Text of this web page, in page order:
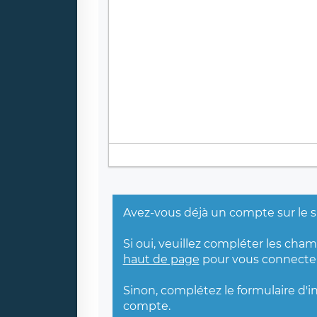
Avez-vous déjà un compte sur le
Si oui, veuillez compléter les
haut de page pour vous
Sinon, complétez le formulaire
compte.